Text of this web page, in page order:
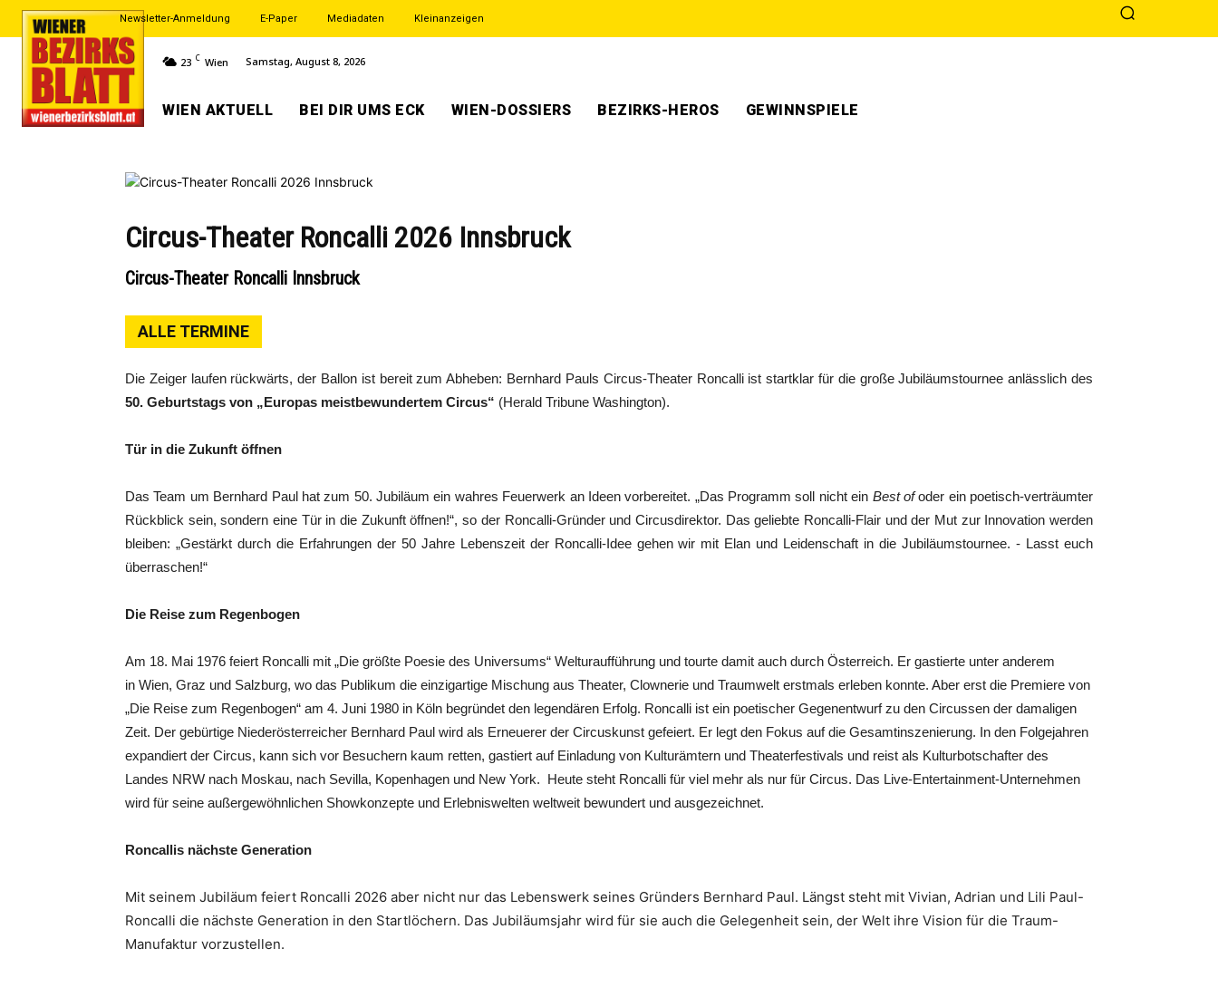
Newsletter-Anmeldung E-Paper Mediadaten Kleinanzeigen
23 C Wien Samstag, August 8, 2026
WIEN AKTUELL BEI DIR UMS ECK WIEN-DOSSIERS BEZIRKS-HEROS GEWINNSPIELE
Circus-Theater Roncalli 2026 Innsbruck
Circus-Theater Roncalli Innsbruck
ALLE TERMINE
Die Zeiger laufen rückwärts, der Ballon ist bereit zum Abheben: Bernhard Pauls Circus-Theater Roncalli ist startklar für die große Jubiläumstournee anlässlich des
50. Geburtstags von „Europas meistbewundertem Circus“ (Herald Tribune Washington).
Tür in die Zukunft öffnen
Das Team um Bernhard Paul hat zum 50. Jubiläum ein wahres Feuerwerk an Ideen vorbereitet. „Das Programm soll nicht ein Best ofoder ein poetisch-verträumter
Rückblick sein, sondern eine Tür in die Zukunft öffnen!“, so der Roncalli-Gründer und Circusdirektor. Das geliebte Roncalli-Flair und der Mut zur Innovation werden
bleiben: „Gestärkt durch die Erfahrungen der 50 Jahre Lebenszeit der Roncalli-Idee gehen wir mit Elan und Leidenschaft in die Jubiläumstournee. - Lasst euch
überraschen!“
Die Reise zum Regenbogen
Am 18. Mai 1976 feiert Roncalli mit „Die größte Poesie des Universums“ Welturaufführung und tourte damit auch durch Österreich. Er gastierte unter anderem
in Wien, Graz und Salzburg, wo das Publikum die einzigartige Mischung aus Theater, Clownerie und Traumwelt erstmals erleben konnte. Aber erst die Premiere von
„Die Reise zum Regenbogen“ am 4. Juni 1980 in Köln begründet den legendären Erfolg. Roncalli ist ein poetischer Gegenentwurf zu den Circussen der damaligen
Zeit. Der gebürtige Niederösterreicher Bernhard Paul wird als Erneuerer der Circuskunst gefeiert. Er legt den Fokus auf die Gesamtinszenierung. In den Folgejahren
expandiert der Circus, kann sich vor Besuchern kaum retten, gastiert auf Einladung von Kulturämtern und Theaterfestivals und reist als Kulturbotschafter des
Landes NRW nach Moskau, nach Sevilla, Kopenhagen und New York. Heute steht Roncalli für viel mehr als nur für Circus. Das Live-Entertainment-Unternehmen
wird für seine außergewöhnlichen Showkonzepte und Erlebniswelten weltweit bewundert und ausgezeichnet.
Roncallis nächste Generation
Mit seinem Jubiläum feiert Roncalli 2026 aber nicht nur das Lebenswerk seines Gründers Bernhard Paul. Längst steht mit Vivian, Adrian und Lili Paul-
Roncalli die nächste Generation in den Startlöchern. Das Jubiläumsjahr wird für sie auch die Gelegenheit sein, der Welt ihre Vision für die Traum-
Manufaktur vorzustellen.